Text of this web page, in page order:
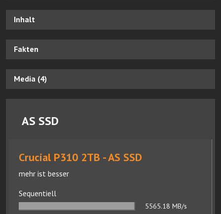
Inhalt
Fakten
Media (4)
AS SSD
Crucial P310 2TB - AS SSD
mehr ist besser
Sequentiell
5565.18 MB/s